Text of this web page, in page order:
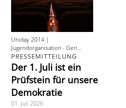
Uniday 2014 |
Jugendorganisation - Gen...
PRESSEMITTEILUNG
Der 1. Juli ist ein
Prüfstein für unsere
Demokratie
01. Juli 2026